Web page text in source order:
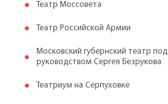
Театр Моссовета
Театр Российской Армии
Московский губернский театр под
руководством Сергея Безрукова
Театриум на Серпуховке